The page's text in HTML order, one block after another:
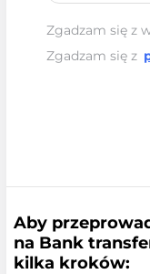
Zgadzam się z
Zgadzam się z
Aby
na Bank
kilka kroków: